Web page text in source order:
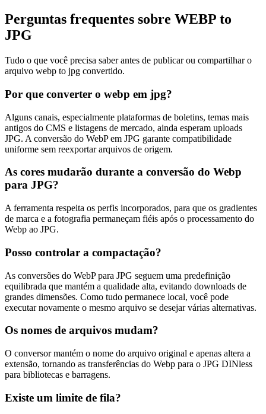
Perguntas frequentes sobre WEBP to
JPG
Tudo o que você precisa saber antes de publicar ou compartilhar o
arquivo webp to jpg convertido.
Por que converter o webp em jpg?
Alguns canais, especialmente plataformas de boletins, temas mais
antigos do CMS e listagens de mercado, ainda esperam uploads
JPG. A conversão do WebP em JPG garante compatibilidade
uniforme sem reexportar arquivos de origem.
As cores mudarão durante a conversão do Webp
para JPG?
A ferramenta respeita os perfis incorporados, para que os gradientes
de marca e a fotografia permaneçam fiéis após o processamento do
Webp ao JPG.
Posso controlar a compactação?
As conversões do WebP para JPG seguem uma predefinição
equilibrada que mantém a qualidade alta, evitando downloads de
grandes dimensões. Como tudo permanece local, você pode
executar novamente o mesmo arquivo se desejar várias alternativas.
Os nomes de arquivos mudam?
O conversor mantém o nome do arquivo original e apenas altera a
extensão, tornando as transferências do Webp para o JPG DINless
para bibliotecas e barragens.
Existe um limite de fila?